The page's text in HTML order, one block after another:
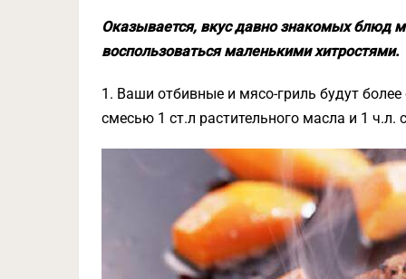
Оказывается, вкус давно знакомых блюд
воспользоваться маленькими хитростями.
1. Ваши отбивные и мясо-гриль будут
смесью 1 ст.л растительного масла и 1 ч.л.